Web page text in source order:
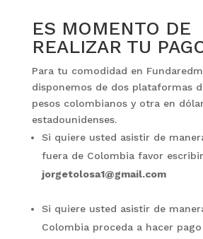
ES MOMENTO DE
REALIZAR TU
Para tu comodidad en
disponemos de dos plataformas
pesos colombianos y otra en
estadounidenses.
Si quiere usted asistir de
fuera de Colombia favor
jorgetolosa1@gmail.com
Si quiere usted asistir de
Colombia proceda a hacer